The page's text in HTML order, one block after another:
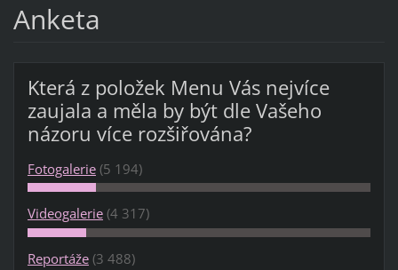
Anketa
Která z položek Menu Vás nejvíce
zaujala a měla by být dle Vašeho
názoru více rozšiřována?
Fotogalerie (5 194)
Videogalerie (4 317)
Reportáže (3 488)